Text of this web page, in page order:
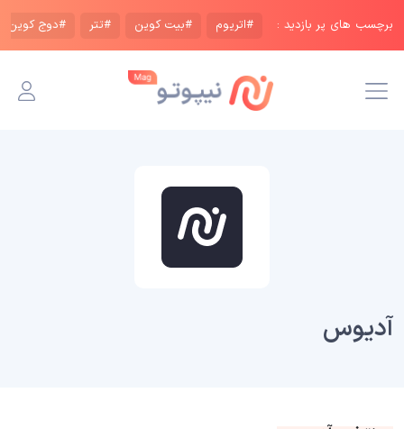
برچسب های پر بازدید : #اتریوم #بیت کوین #تتر #دوج کوین
آدیوس